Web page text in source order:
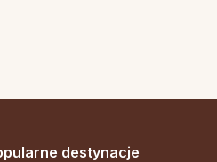
destynacje